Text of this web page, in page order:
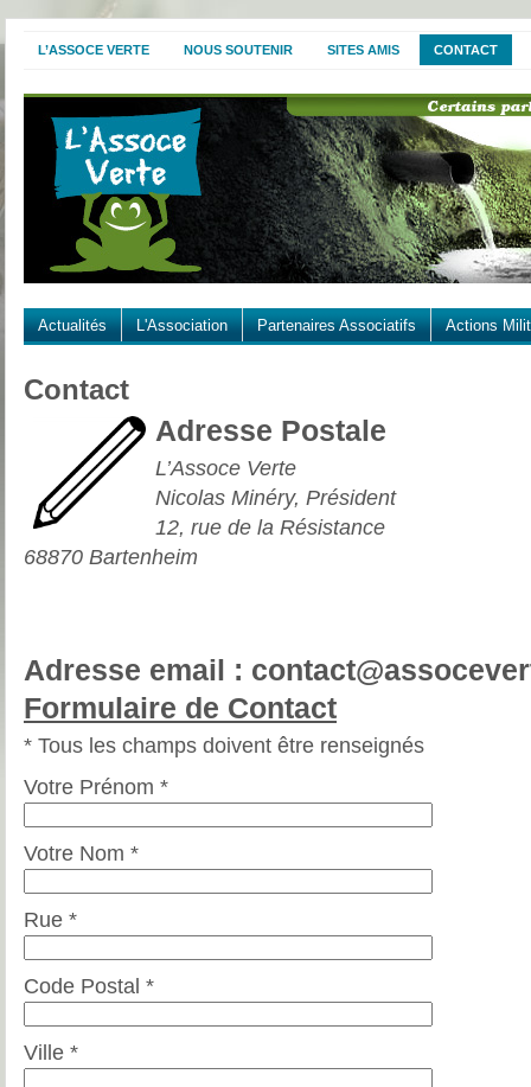
L’ASSOCE VERTE NOUS SOUTENIR SITES AMIS CONTACT
Actualités L'Association Partenaires Associatifs Actions
Contact
Adresse Postale
L’Assoce Verte
Nicolas Minéry, Président
12, rue de la Résistance
68870 Bartenheim
Adresse email :
Formulaire de Contact
* Tous les champs doivent être renseignés
Votre Prénom *
Votre Nom *
Rue *
Code Postal *
Ville *